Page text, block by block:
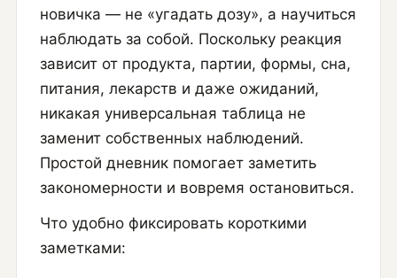
новичка — не «угадать дозу», а научиться
наблюдать за собой. Поскольку реакция
зависит от продукта, партии, формы, сна,
питания, лекарств и даже ожиданий,
никакая универсальная таблица не
заменит собственных наблюдений.
Простой дневник помогает заметить
закономерности и вовремя остановиться.
Что удобно фиксировать короткими
заметками: